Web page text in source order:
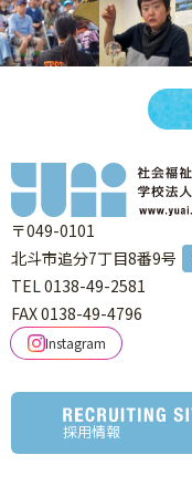
〒049-0101
北斗市追分7丁目8番9号
TEL 0138-49-2581
FAX 0138-49-4796
Instagram
採用情報